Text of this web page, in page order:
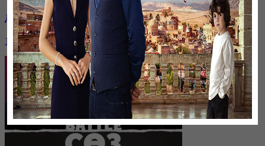
Дихан Қамзабекұлы: тәуелсіздік vs егемендік | Battle соз
19 декабря, 14:00